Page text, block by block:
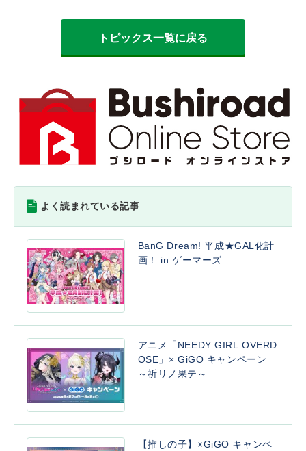
トピックス一覧に戻る
よく読まれている記事
BanG Dream! 平成★GAL化計
画！ in ゲーマーズ
アニメ「NEEDY GIRL OVERD
OSE」× GiGO キャンペーン
～祈リノ果テ～
【推しの子】×GiGO キャンペ